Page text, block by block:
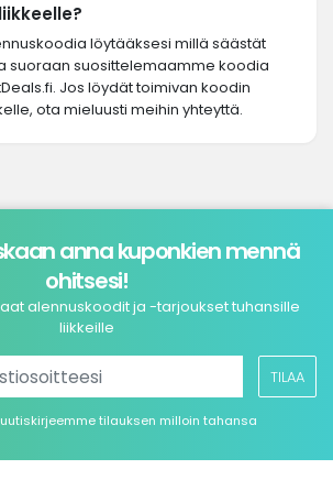
löytääksesi millä säästät
suoraan suosittelemaamme koodia
Jos löydät toimivan koodin
ota mieluusti meihin yhteyttä.
anna kuponkien mennä
ohitsesi!
alennuskoodit ja -tarjoukset tuhansille
liikkeille
TILAA
tilauksen milloin tahansa